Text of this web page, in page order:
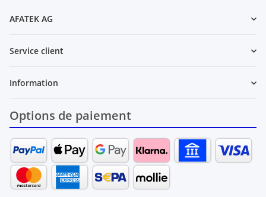
AFATEK AG
Service client
Information
Options de paiement